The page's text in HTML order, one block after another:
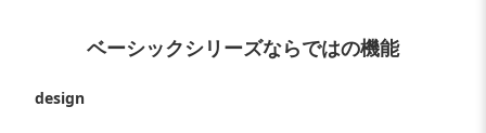
ベーシックシリーズならではの機能
design